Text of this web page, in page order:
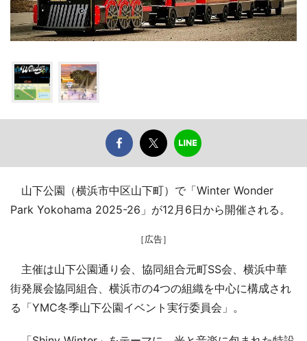
山下公園（横浜市中区山下町）で「Winter Wonder
Park Yokohama 2025-26」が12月6日から開催される。
［広告］
主催は山下公園通り会、協同組合元町SS会、横浜中華
街発展会協同組合、横浜市の4つの組織を中心に構成され
る「YMC冬季山下公園イベント実行委員会」。